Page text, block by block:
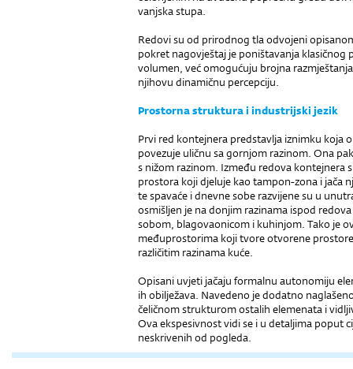
vanjska stupa.
Redovi su od prirodnog tla odvojeni
pokret nagovještaj je poništavanja klasičnog
volumen, već omogućuju brojna
njihovu dinamičnu percepciju.
Prostorna struktura i industrijski jezik
Prvi red kontejnera predstavlja iznimku koja
povezuje uličnu sa gornjom razinom. Ona
s nižom razinom. Između redova kontejnera
prostora koji djeluje kao tampon-zona i jača
te spavaće i dnevne sobe razvijene su u
osmišljen je na donjim razinama ispod
sobom, blagovaonicom i kuhinjom. Tako je
međuprostorima koji tvore otvorene
različitim razinama kuće.
Opisani uvjeti jačaju formalnu autonomiju
ih obilježava. Navedeno je dodatno
čeličnom strukturom ostalih elemenata i
Ova ekspesivnost vidi se i u detaljima poput
neskrivenih od pogleda.